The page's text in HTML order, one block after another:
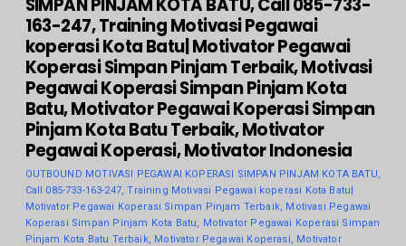
SIMPAN PINJAM KOTA BATU, Call 085-733-
163-247, Training Motivasi Pegawai
koperasi Kota Batu| Motivator Pegawai
Koperasi Simpan Pinjam Terbaik, Motivasi
Pegawai Koperasi Simpan Pinjam Kota
Batu, Motivator Pegawai Koperasi Simpan
Pinjam Kota Batu Terbaik, Motivator
Pegawai Koperasi, Motivator Indonesia
OUTBOUND MOTIVASI PEGAWAI KOPERASI SIMPAN PINJAM KOTA BATU,
Call 085-733-163-247, Training Motivasi Pegawai koperasi Kota Batu|
Motivator Pegawai Koperasi Simpan Pinjam Terbaik, Motivasi Pegawai
Koperasi Simpan Pinjam Kota Batu, Motivator Pegawai Koperasi Simpan
Pinjam Kota Batu Terbaik, Motivator Pegawai Koperasi, Motivator